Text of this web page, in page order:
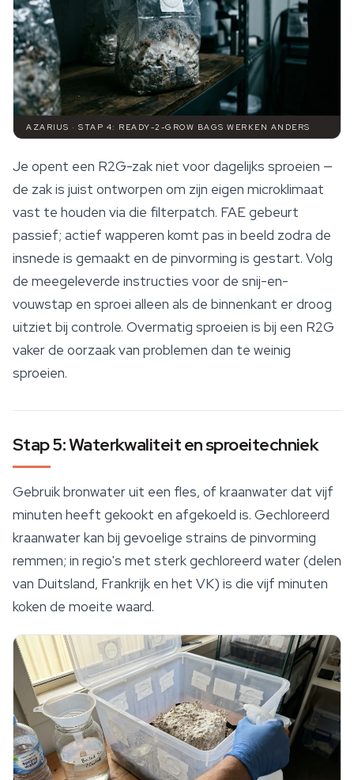
AZARIUS · STAP 4: READY-2-GROW BAGS WERKEN ANDERS
Je opent een R2G-zak niet voor dagelijks sproeien —
de zak is juist ontworpen om zijn eigen microklimaat
vast te houden via die filterpatch. FAE gebeurt
passief; actief wapperen komt pas in beeld zodra de
insnede is gemaakt en de pinvorming is gestart. Volg
de meegeleverde instructies voor de snij-en-
vouwstap en sproei alleen als de binnenkant er droog
uitziet bij controle. Overmatig sproeien is bij een R2G
vaker de oorzaak van problemen dan te weinig
sproeien.
Stap 5: Waterkwaliteit en sproeitechniek
Gebruik bronwater uit een fles, of kraanwater dat vijf
minuten heeft gekookt en afgekoeld is. Gechloreerd
kraanwater kan bij gevoelige strains de pinvorming
remmen; in regio's met sterk gechloreerd water (delen
van Duitsland, Frankrijk en het VK) is die vijf minuten
koken de moeite waard.